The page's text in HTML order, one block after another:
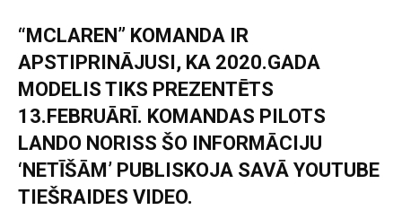
“MCLAREN” KOMANDA IR
APSTIPRINĀJUSI, KA 2020.GADA
MODELIS TIKS PREZENTĒTS
13.FEBRUĀRĪ. KOMANDAS PILOTS
LANDO NORISS ŠO INFORMĀCIJU
‘NETĪŠĀM’ PUBLISKOJA SAVĀ YOUTUBE
TIEŠRAIDES VIDEO.